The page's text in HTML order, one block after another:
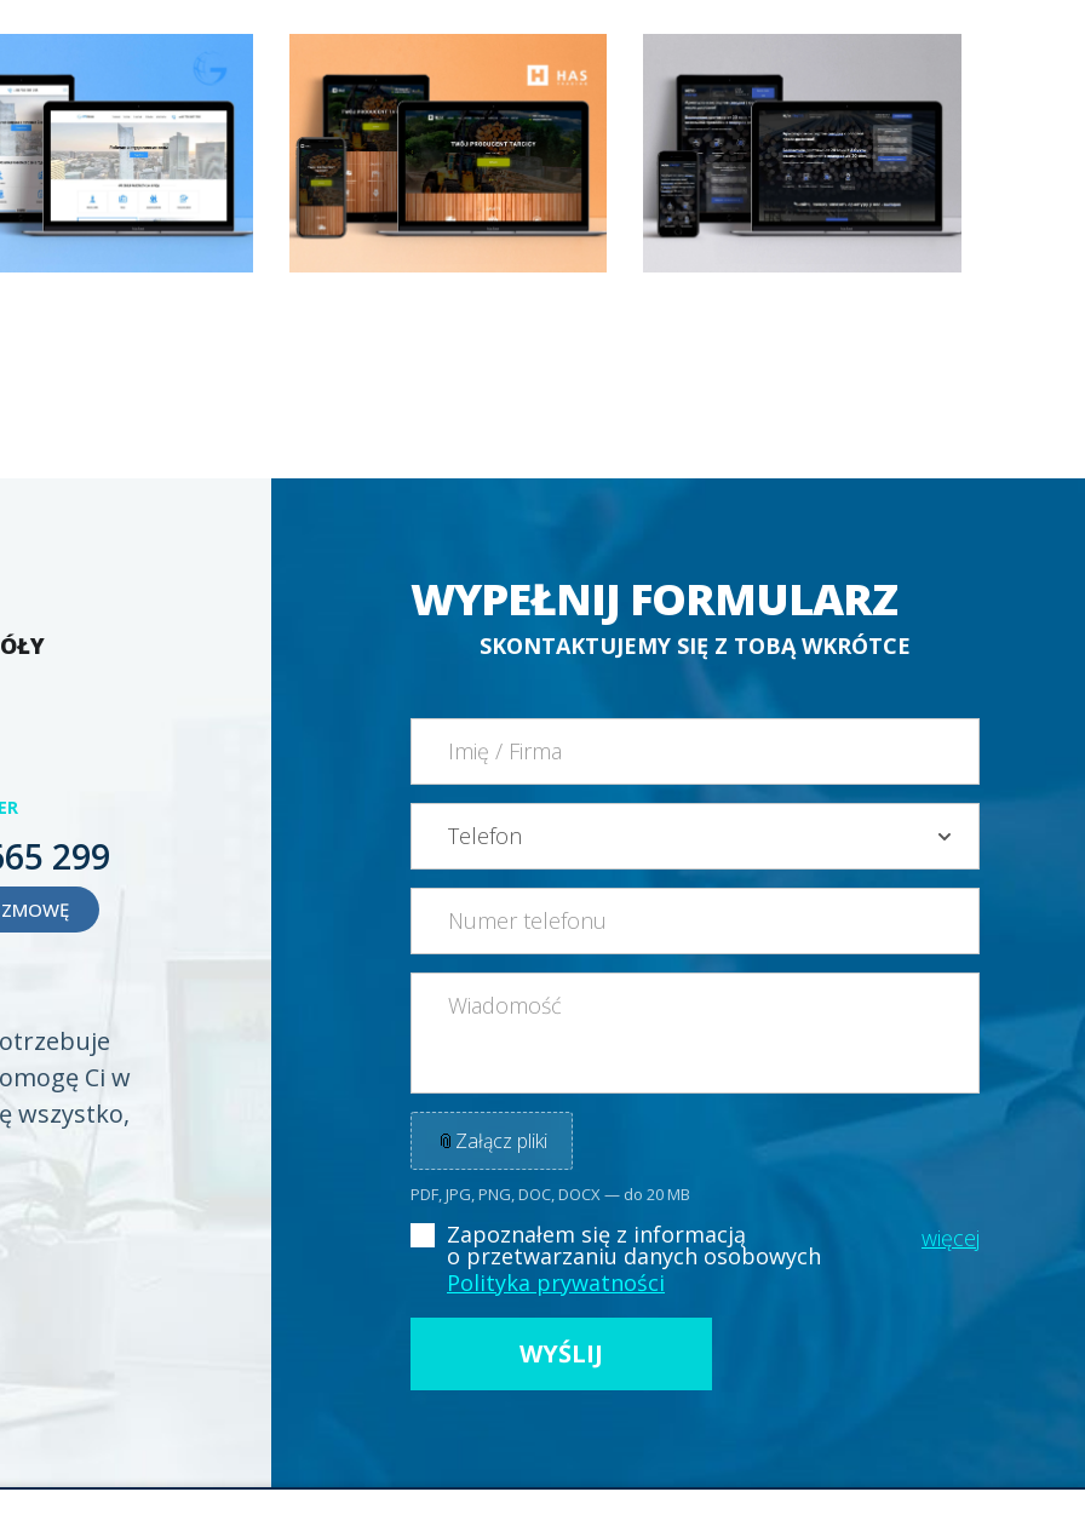
299
Ci w
wszystko,
WYPEŁNIJ FORMULARZ
SKONTAKTUJEMY SIĘ Z TOBĄ WKRÓTCE
📎 Załącz pliki
PDF, JPG, PNG, DOC, DOCX — do 20 MB
więcej
Zapoznałem się z informacją
o przetwarzaniu danych osobowych
Polityka prywatności